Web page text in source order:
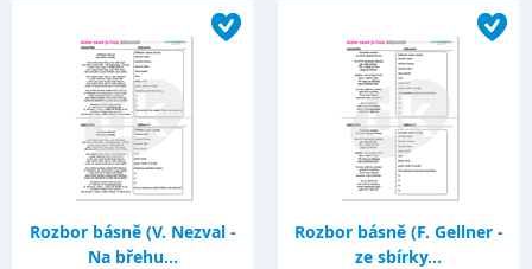
Rozbor básně (V. Nezval -
Na břehu...
Rozbor básně (F. Gellner -
ze sbírky...